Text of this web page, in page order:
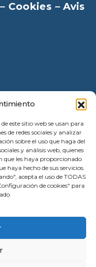
este sitio web se usan para
de redes sociales y analizar
sobre el uso que haga del
y análisis web, quienes
les haya proporcionado
haya hecho de sus servicios.
acepta el uso de TODAS
de cookies" para
Cookies – Avis
Valencia |
Reserved